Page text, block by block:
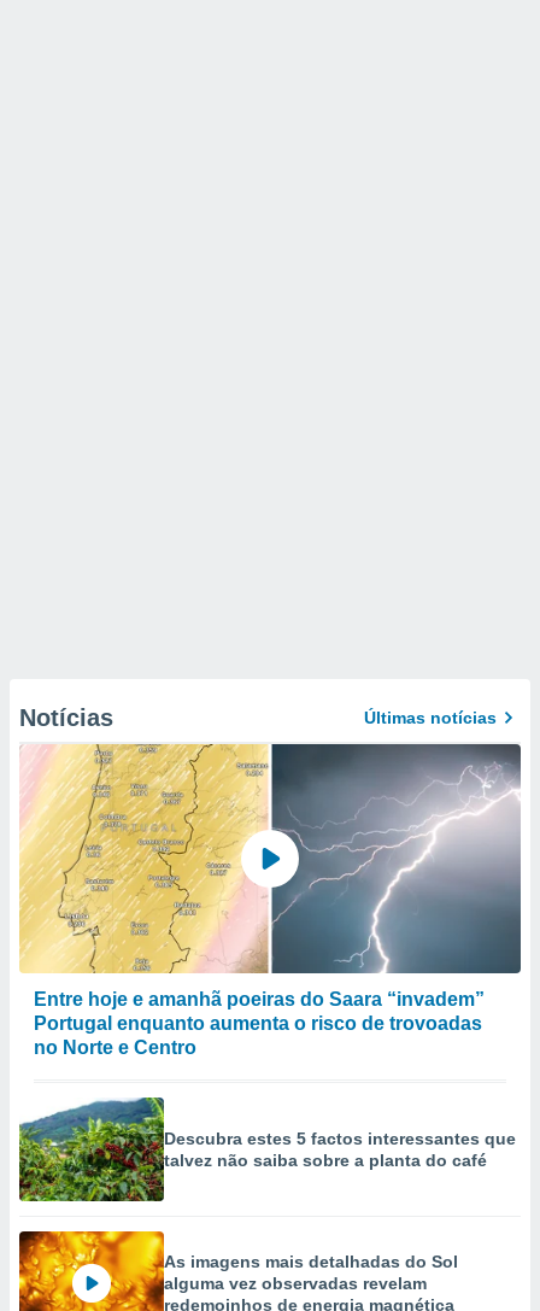
Notícias Últimas notícias
Entre hoje e amanhã poeiras do Saara “invadem”
Portugal enquanto aumenta o risco de trovoadas
no Norte e Centro
Descubra estes 5 factos interessantes que
talvez não saiba sobre a planta do café
As imagens mais detalhadas do Sol
alguma vez observadas revelam
redemoinhos de energia magnética